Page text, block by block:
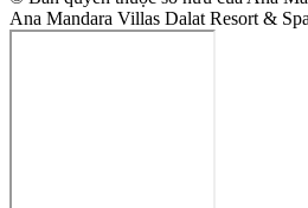
Ana Mandara Villas Dalat Resort &